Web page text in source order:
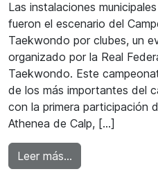
Las instalaciones
fueron el escenario del
Taekwondo por clubes, un
organizado por la Real
Taekwondo. Este
de los más importantes del
con la primera participación
Athenea de Calp, […]
Leer más…